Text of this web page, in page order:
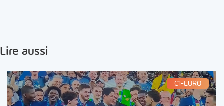
Lire aussi
C1-EURO